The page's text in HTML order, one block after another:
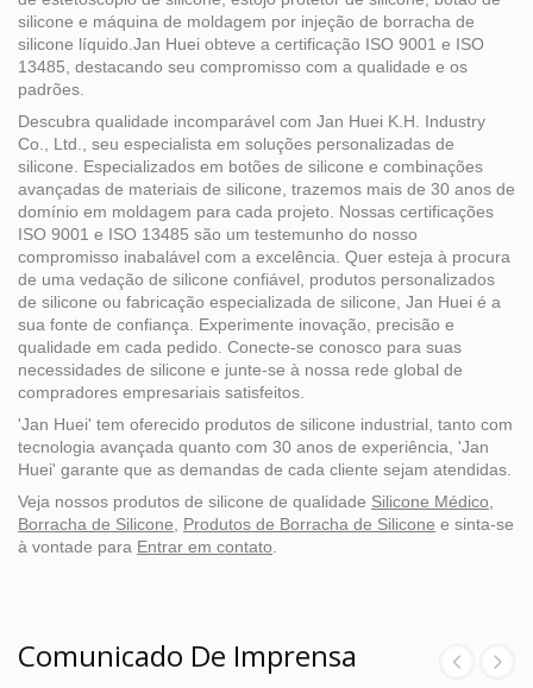
oferecem aos clientes flexibilidade para
garantir que todas as necessidades sejam
atendidas.
silicone e máquina de moldagem por injeção de borracha de
silicone líquido.Jan Huei obteve a certificação ISO 9001 e ISO
13485, destacando seu compromisso com a qualidade e os
padrões.
Descubra qualidade incomparável com Jan Huei K.H. Industry
Co., Ltd., seu especialista em soluções personalizadas de
silicone. Especializados em botões de silicone e combinações
avançadas de materiais de silicone, trazemos mais de 30 anos de
domínio em moldagem para cada projeto. Nossas certificações
ISO 9001 e ISO 13485 são um testemunho do nosso
compromisso inabalável com a excelência. Quer esteja à procura
de uma vedação de silicone confiável, produtos personalizados
de silicone ou fabricação especializada de silicone, Jan Huei é a
sua fonte de confiança. Experimente inovação, precisão e
qualidade em cada pedido. Conecte-se conosco para suas
necessidades de silicone e junte-se à nossa rede global de
compradores empresariais satisfeitos.
'Jan Huei' tem oferecido produtos de silicone industrial, tanto com
tecnologia avançada quanto com 30 anos de experiência, 'Jan
Huei' garante que as demandas de cada cliente sejam atendidas.
Veja nossos produtos de silicone de qualidade Silicone Médico
Borracha de Silicone
Produtos de Borracha de Silicone e sinta-se
à vontade para Entrar em contato
Comunicado De Imprensa